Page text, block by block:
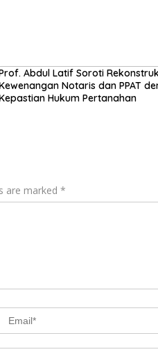
Abdul Latif Soroti
Notaris dan PPAT
Hukum Pertanahan
are marked *